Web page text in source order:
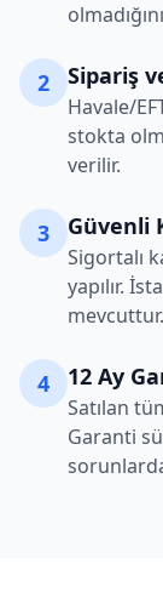
2 Sipariş
Havale/
stokta
verilir.
3 Güvenli
Sigortalı
yapılır.
mevcuttur.
4 12 Ay
Satılan
Garanti